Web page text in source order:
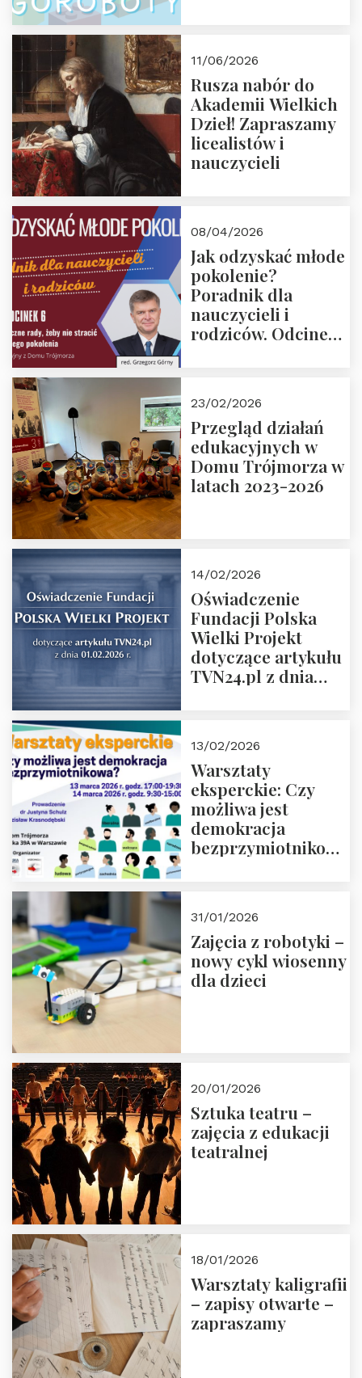
11/06/2026
Rusza nabór do
Akademii Wielkich
Dzieł! Zapraszamy
licealistów i
nauczycieli
08/04/2026
Jak odzyskać młode
pokolenie?
Poradnik dla
nauczycieli i
rodziców. Odcinek
Rozmawiają red.
Grzegorz Górny i
prof. Michał
Łuczewski
23/02/2026
Przegląd działań
edukacyjnych w
Domu Trójmorza w
latach 2023-2026
14/02/2026
Oświadczenie
Fundacji Polska
Wielki Projekt
dotyczące artykułu
TVN24.pl z dnia
13/02/2026
Warsztaty
eksperckie: Czy
możliwa jest
demokracja
bezprzymiotnikowa?
31/01/2026
Zajęcia z robotyki –
nowy cykl wiosenny
dla dzieci
20/01/2026
Sztuka teatru –
zajęcia z edukacji
teatralnej
18/01/2026
Warsztaty kaligrafii
– zapisy otwarte –
zapraszamy